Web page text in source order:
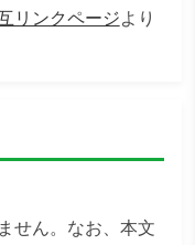
リンクページより
せん。なお、本文